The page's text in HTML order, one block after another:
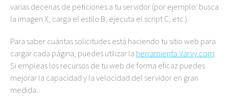
varias decenas de peticiones a tu servidor (por ejemplo: busca
la imagen X, carga el estilo B, ejecuta el script C, etc.).
Para saber cuántas solicitudes está haciendo tu sitio web para
cargar cada página, puedes utilizar la herramienta Varvy.com.
Si empleas los recursos de tu web de forma eficaz puedes
mejorar la capacidad y la velocidad del servidor en gran
medida.